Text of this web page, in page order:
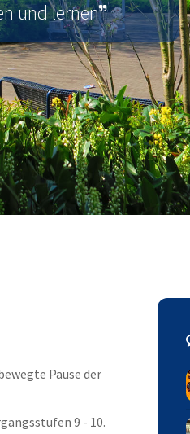
und lernen
Pause der
9 - 10.